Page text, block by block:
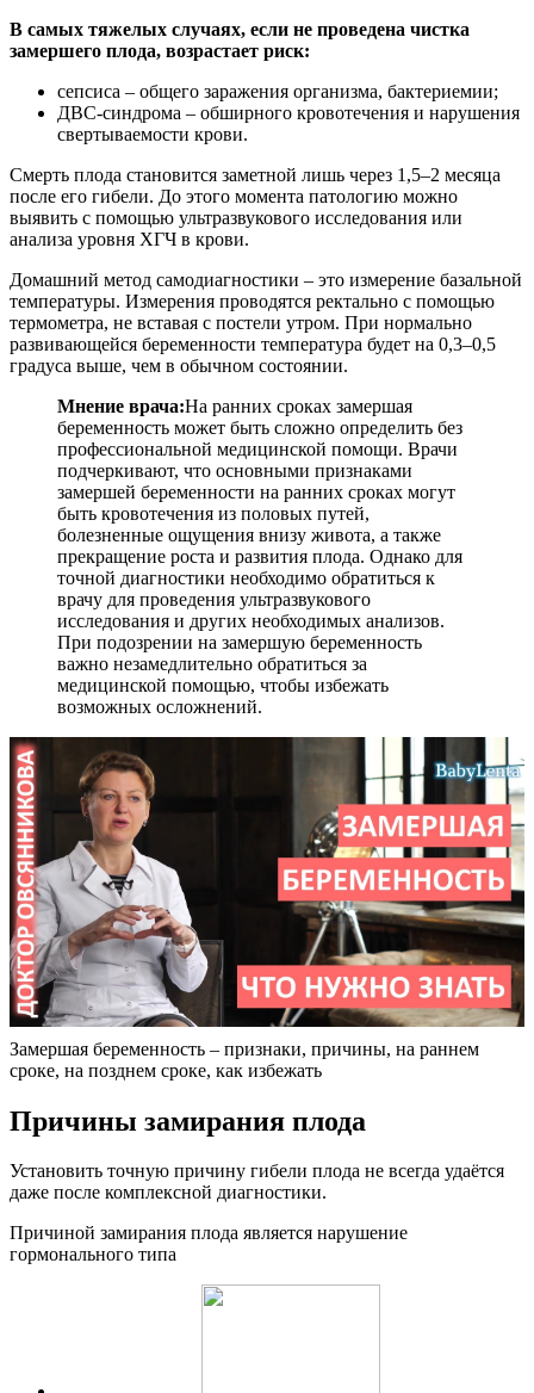
В самых тяжелых случаях, если не проведена чистка
замершего плода, возрастает риск:
сепсиса – общего заражения организма, бактериемии;
ДВС-синдрома – обширного кровотечения и нарушения
свертываемости крови.
Смерть плода становится заметной лишь через 1,5–2 месяца
после его гибели. До этого момента патологию можно
выявить с помощью ультразвукового исследования или
анализа уровня ХГЧ в крови.
Домашний метод самодиагностики – это измерение базальной
температуры. Измерения проводятся ректально с помощью
термометра, не вставая с постели утром. При нормально
развивающейся беременности температура будет на 0,3–0,5
градуса выше, чем в обычном состоянии.
Мнение врача:На ранних сроках замершая
беременность может быть сложно определить без
профессиональной медицинской помощи. Врачи
подчеркивают, что основными признаками
замершей беременности на ранних сроках могут
быть кровотечения из половых путей,
болезненные ощущения внизу живота, а также
прекращение роста и развития плода. Однако для
точной диагностики необходимо обратиться к
врачу для проведения ультразвукового
исследования и других необходимых анализов.
При подозрении на замершую беременность
важно незамедлительно обратиться за
медицинской помощью, чтобы избежать
возможных осложнений.
Замершая беременность – признаки, причины, на раннем
сроке, на позднем сроке, как избежать
Причины замирания плода
Установить точную причину гибели плода не всегда удаётся
даже после комплексной диагностики.
Причиной замирания плода является нарушение
гормонального типа